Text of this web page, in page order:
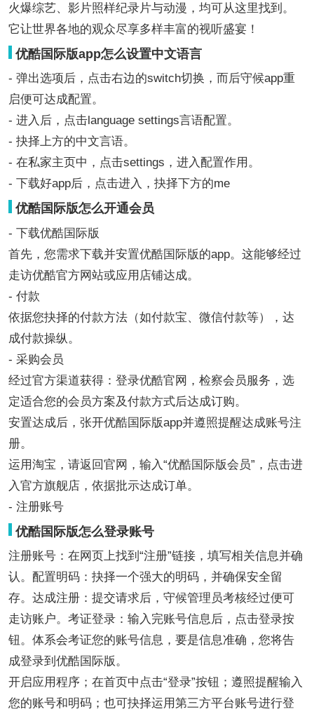
火爆综艺、影片照样纪录片与动漫，均可从这里找到。
它让世界各地的观众尽享多样丰富的视听盛宴！
优酷国际版app怎么设置中文语言
- 弹出选项后，点击右边的switch切换，而后守候app重
启便可达成配置。
- 进入后，点击language settings言语配置。
- 抉择上方的中文言语。
- 在私家主页中，点击settings，进入配置作用。
- 下载好app后，点击进入，抉择下方的me
优酷国际版怎么开通会员
- 下载优酷国际版
首先，您需求下载并安置优酷国际版的‌app。这能够经过
走访‌优酷官方网站或‌应用店铺达成。
- 付款
依据您抉择的付款方法（如付款宝、微信付款等），达
成付款操纵。
- 采购会员
经过官方渠道获得：登录优酷官网，检察会员服务，选
定适合您的会员方案及付款方式后达成订购。
安置达成后，张开优酷国际版app并遵照提醒达成账号注
册。
运用淘宝，请返回官网，输入“优酷国际版会员”，点击进
入官方旗舰店，依据批示达成订单。
- 注册账号
优酷国际版怎么登录账号
注册账号：在网页上找到“注册”链接，填写相关信息并确
认。配置明码：抉择一个强大的明码，并确保安全留
存。达成注册：提交请求后，守候管理员考核经过便可
走访账户。考证登录：输入完账号信息后，点击登录按
钮。体系会考证您的账号信息，要是信息准确，您将告
成登录到优酷国际版。
开启应用程序；在首页中点击“登录”按钮；遵照提醒输入
您的账号和明码；也可抉择运用第三方平台账号进行登